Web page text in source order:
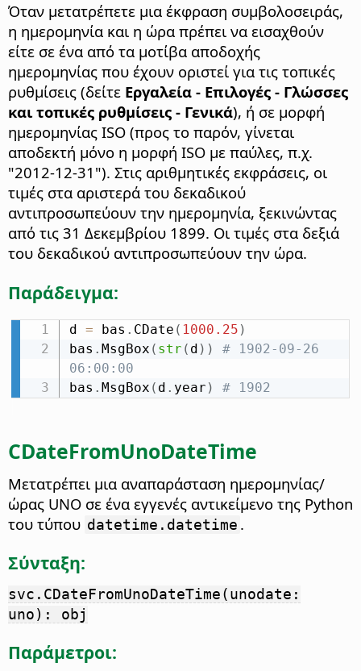
Όταν μετατρέπετε μια έκφραση συμβολοσειράς,
η ημερομηνία και η ώρα πρέπει να εισαχθούν
είτε σε ένα από τα μοτίβα αποδοχής
ημερομηνίας που έχουν οριστεί για τις τοπικές
ρυθμίσεις (δείτε Εργαλεία - Επιλογές - Γλώσσες
και τοπικές ρυθμίσεις - Γενικά), ή σε μορφή
ημερομηνίας ISO (προς το παρόν, γίνεται
αποδεκτή μόνο η μορφή ISO με παύλες, π.χ.
"2012-12-31"). Στις αριθμητικές εκφράσεις, οι
τιμές στα αριστερά του δεκαδικού
αντιπροσωπεύουν την ημερομηνία, ξεκινώντας
από τις 31 Δεκεμβρίου 1899. Οι τιμές στα δεξιά
του δεκαδικού αντιπροσωπεύουν την ώρα.
Παράδειγμα:
d = bas . CDate ( 1000.25 )
bas . MsgBox ( str ( d ) )
# 1902-09-26
06:00:00
bas . MsgBox ( d . year ) # 1902
CDateFromUnoDateTime
Μετατρέπει μια αναπαράσταση ημερομηνίας/
ώρας UNO σε ένα εγγενές αντικείμενο της Python
του τύπου datetime.datetime .
Σύνταξη:
svc.CDateFromUnoDateTime(unodate:
uno): obj
Παράμετροι: